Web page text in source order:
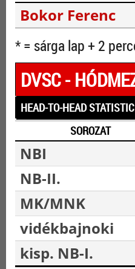
Bokor Ferenc
* = sárga lap + 2
DVSC -
HEAD-TO-HEAD
SOROZAT
NBI
NB-II.
MK/MNK
vidékbajnoki
kisp. NB-I.